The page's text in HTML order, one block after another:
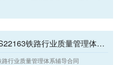
科莱与某创新能签订ISO/TS22163铁路行业质量管理体系辅导合同
行业质量管理体系辅导合同